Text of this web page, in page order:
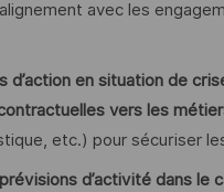
avec les
d’action en situation de
vers les
etc.) pour sécuriser
d’activité dans le